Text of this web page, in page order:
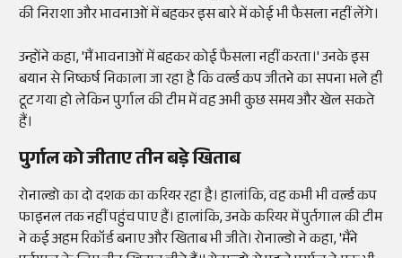
की निराशा और भावनाओं में बहकर इस बारे में कोई भी फैसला नहीं लेंगे।
उन्होंने कहा, 'मैं भावनाओं में बहकर कोई फैसला नहीं करता।' उनके इस
बयान से निष्कर्ष निकाला जा रहा है कि वर्ल्ड कप जीतने का सपना भले ही
टूट गया हो लेकिन पुर्गाल की टीम में वह अभी कुछ समय और खेल सकते
हैं।
पुर्गाल को जीताए तीन बड़े खिताब
रोनाल्डो का दो दशक का करियर रहा है। हालांकि, वह कभी भी वर्ल्ड कप
फाइनल तक नहीं पहुंच पाए हैं। हालांकि, उनके करियर में पुर्तगाल की टीम
ने कई अहम रिकॉर्ड बनाए और खिताब भी जीते। रोनाल्डो ने कहा, 'मैंने